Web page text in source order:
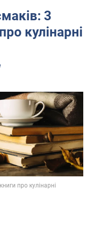
3
кулінарні
про кулінарні